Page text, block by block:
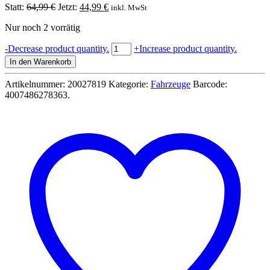
Statt: 64,99€ Ursprünglicher
war:
Jetzt: 44,99 €Aktueller
inkl. MwSt
Nur noch 2 vorrätig
-Decrease product quantity. Mercedes-
AMG
Evo
"Getspeed,
Carrera
Evolution
Fahrzeug
+Increase product quantity.
In den Warenkorb
Artikelnummer: 20027819 Kategorie: Fahrzeuge Barcode:
4007486278363.